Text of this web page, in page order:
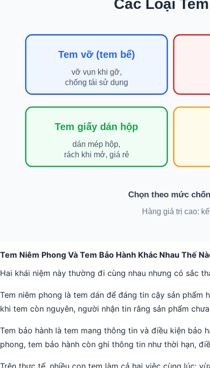
Tem Niêm Phong Và Tem Bảo Hành Khác Nhau Thế
Hai khái niệm này thường đi cùng nhau nhưng có sắc
Tem niêm phong là tem dán để đáng tin cậy sản
khi tem còn nguyên, người nhận tin rằng sản phẩm
Tem bảo hành là tem mang thông tin và điều kiện bảo
phong, tem bảo hành còn ghi thông tin như thời hạn,